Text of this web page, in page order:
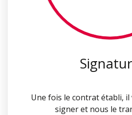
Une fois le contrat établi,
signer et nous le